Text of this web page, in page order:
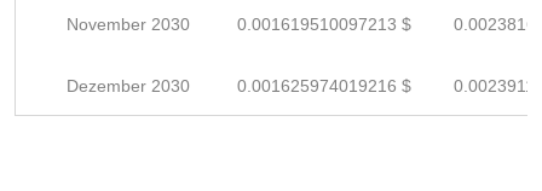
November 2030 0.001619510097213 $
Dezember 2030 0.001625974019216 $